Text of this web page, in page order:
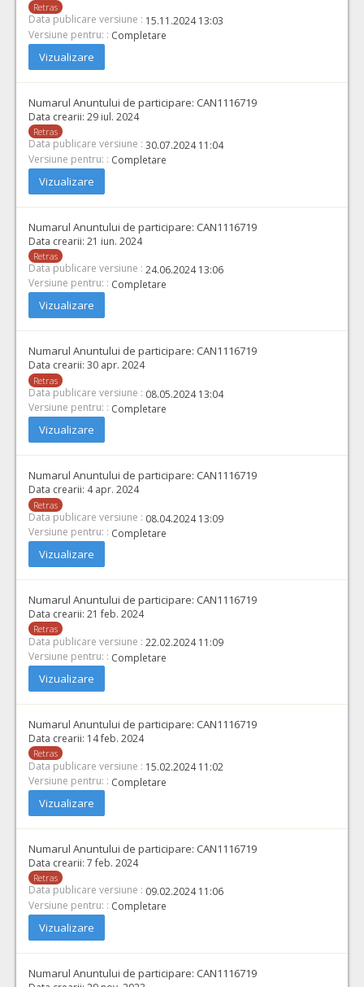
Retras
Data publicare versiune : 15.11.2024 13:03
Versiune pentru: : Completare
Vizualizare
Numarul Anuntului de participare: CAN1116719
Data crearii: 29 iul. 2024
Retras
Data publicare versiune : 30.07.2024 11:04
Versiune pentru: : Completare
Vizualizare
Numarul Anuntului de participare: CAN1116719
Data crearii: 21 iun. 2024
Retras
Data publicare versiune : 24.06.2024 13:06
Versiune pentru: : Completare
Vizualizare
Numarul Anuntului de participare: CAN1116719
Data crearii: 30 apr. 2024
Retras
Data publicare versiune : 08.05.2024 13:04
Versiune pentru: : Completare
Vizualizare
Numarul Anuntului de participare: CAN1116719
Data crearii: 4 apr. 2024
Retras
Data publicare versiune : 08.04.2024 13:09
Versiune pentru: : Completare
Vizualizare
Numarul Anuntului de participare: CAN1116719
Data crearii: 21 feb. 2024
Retras
Data publicare versiune : 22.02.2024 11:09
Versiune pentru: : Completare
Vizualizare
Numarul Anuntului de participare: CAN1116719
Data crearii: 14 feb. 2024
Retras
Data publicare versiune : 15.02.2024 11:02
Versiune pentru: : Completare
Vizualizare
Numarul Anuntului de participare: CAN1116719
Data crearii: 7 feb. 2024
Retras
Data publicare versiune : 09.02.2024 11:06
Versiune pentru: : Completare
Vizualizare
Numarul Anuntului de participare: CAN1116719